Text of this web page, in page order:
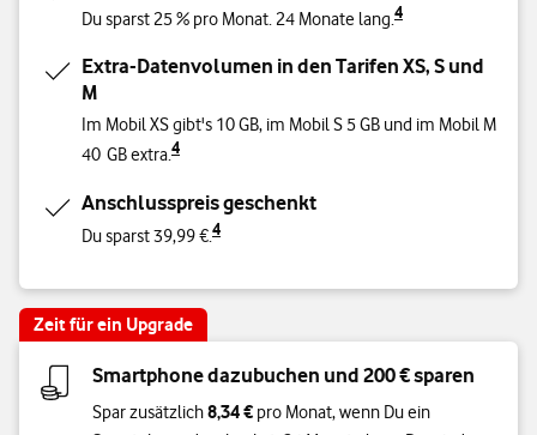
Du sparst 25 % pro Monat. 24 Monate lang.4
Extra-Datenvolumen in den Tarifen XS, S und
M
Im Mobil XS gibt's 10 GB, im Mobil S 5 GB und im Mobil M
40 GB extra.4
Anschlusspreis geschenkt
Du sparst 39,99 €.4
Zeit für ein Upgrade
Smartphone dazubuchen und 200 € sparen
Spar zusätzlich8,34 € pro Monat, wenn Du ein